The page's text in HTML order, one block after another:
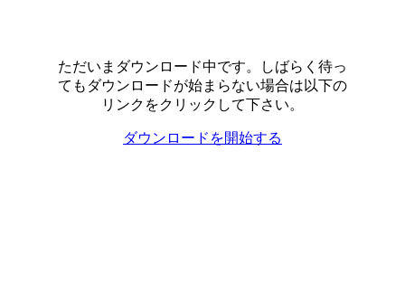
ただいまダウンロード中です。しばらく待っ
てもダウンロードが始まらない場合は以下の
リンクをクリックして下さい。
ダウンロードを開始する